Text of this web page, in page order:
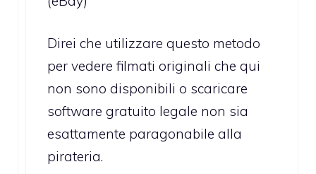
Direi che utilizzare questo metodo
per vedere filmati originali che qui
non sono disponibili o scaricare
software gratuito legale non sia
esattamente paragonabile alla
pirateria.